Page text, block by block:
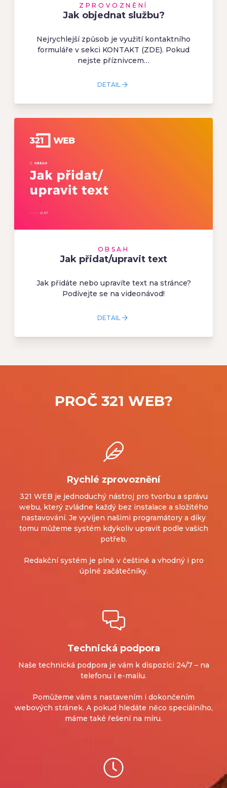
ZPROVOZNĚNÍ
Jak objednat službu?
Nejrychlejší způsob je využití kontaktního
formuláře v sekci KONTAKT (ZDE). Pokud
nejste příznivcem…
DETAIL
OBSAH
Jak přidat/upravit text
Jak přidáte nebo upravíte text na stránce?
Podívejte se na videonávod!
DETAIL
PROČ 321 WEB?
Rychlé zprovoznění
321 WEB je jednoduchý nástroj pro tvorbu a správu
webu, který zvládne každý bez instalace a složitého
nastavování. Je vyvíjen našimi programátory a díky
tomu můžeme systém kdykoliv upravit podle vašich
potřeb.
Redakční systém je plně v češtině a vhodný i pro
úplné začátečníky.
Technická podpora
Naše technická podpora je vám k dispozici 24/7 – na
telefonu i e-mailu.
Pomůžeme vám s nastavením i dokončením
webových stránek. A pokud hledáte něco speciálního,
máme také řešení na míru.